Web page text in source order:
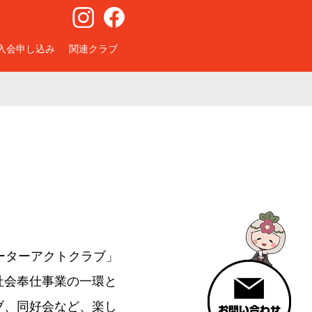
会申し込み 関連クラブ
ーアクトクラブ」
奉仕事業の一環と
同好会など、楽し